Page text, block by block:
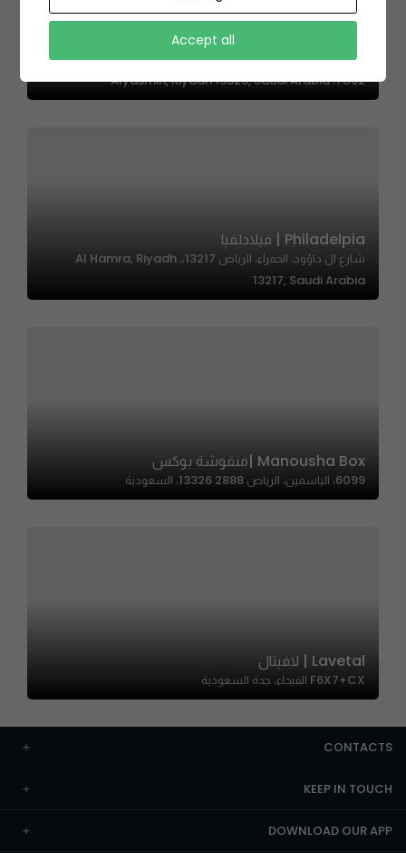
Pan Bakery – بان بيكري
7092، Alyasmin, Riyadh 13326, Saudi Arabia
Philadelpia | فيلادلفيا
شارع ال داؤود، الحمراء، الرياض 13217،، Al Hamra, Riyadh
13217, Saudi Arabia
Manousha Box |منقوشة بوكس
6099، الياسمين، الرياض 13326 2888، السعودية
Lavetal | لافيتال
F6X7+CX الفيحاء، جدة السعودية
CONTACTS
KEEP IN TOUCH
DOWNLOAD OUR APP
Accept all